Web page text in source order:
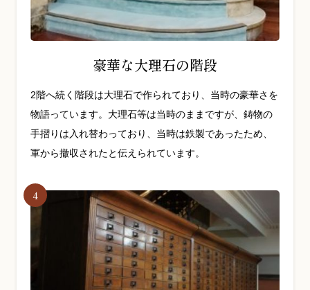
豪華な大理石の階段
2階へ続く階段は大理石で作られており、当時の豪華さを
物語っています。大理石等は当時のままですが、鋳物の
手摺りは入れ替わっており、当時は鉄製であったため、
軍から撤収されたと伝えられています。